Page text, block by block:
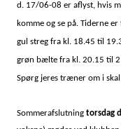
d. 17/06-08 er aflyst, hvis
komme og se på. Tiderne
gul streg fra kl. 18.45 til
grøn bælte fra kl. 20.15 til
Spørg jeres træner om i
Sommerafslutning torsdag